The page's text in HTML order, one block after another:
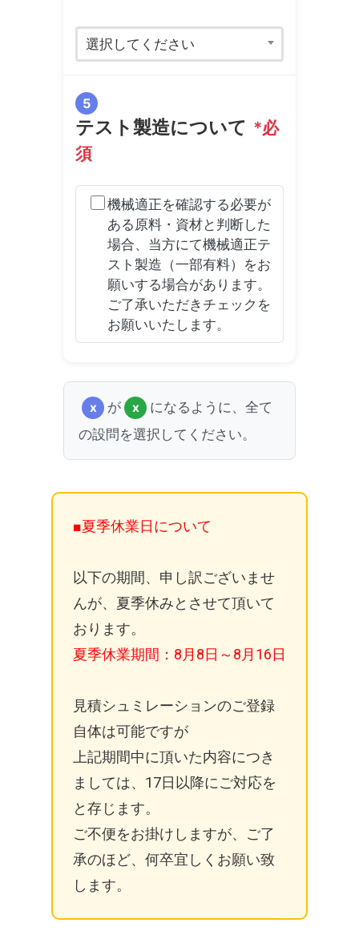
選択してください
5
テスト製造について *必
須
機械適正を確認する必要が
ある原料・資材と判断した
場合、当方にて機械適正テ
スト製造（一部有料）をお
願いする場合があります。
ご了承いただきチェックを
お願いいたします。
x が x
になるように、全て
の設問を選択してください。
■夏季休業日について
以下の期間、申し訳ございませ
んが、夏季休みとさせて頂いて
おります。
夏季休業期間：8月8日～8月16日
見積シュミレーションのご登録
自体は可能ですが
上記期間中に頂いた内容につき
ましては、17日以降にご対応を
と存じます。
ご不便をお掛けしますが、ご了
承のほど、何卒宜しくお願い致
します。